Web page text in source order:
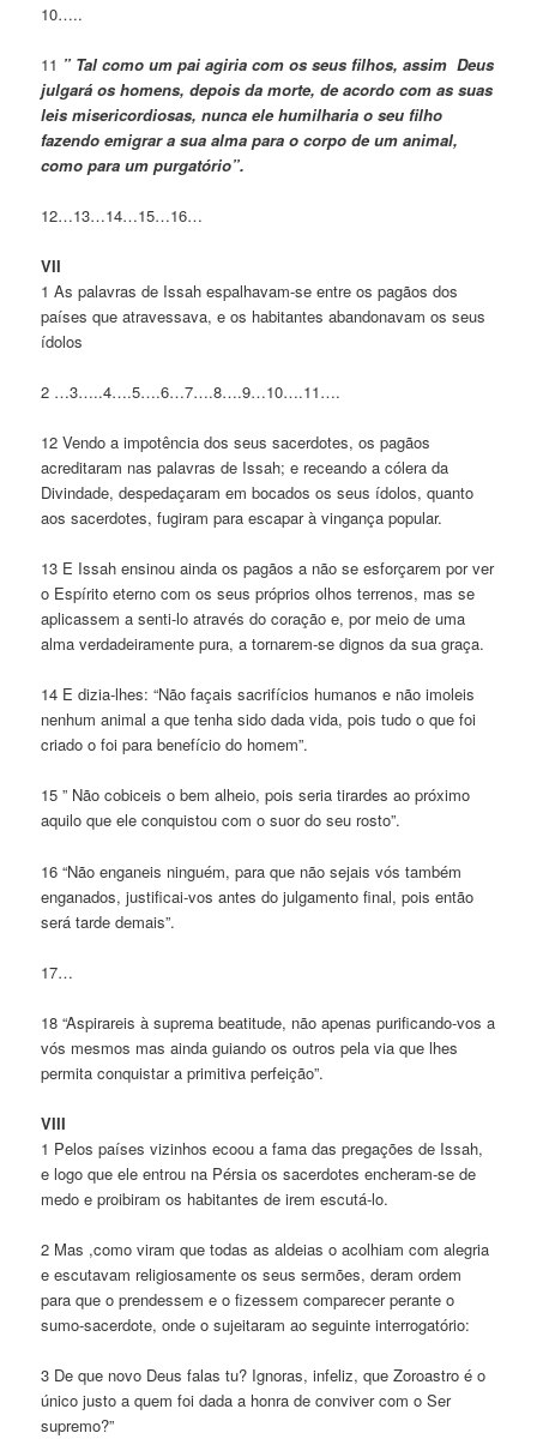
10…..
11 ” Tal como um pai agiria com os seus filhos, assim Deus
julgará os homens, depois da morte, de acordo com as suas
leis misericordiosas, nunca ele humilharia o seu filho
fazendo emigrar a sua alma para o corpo de um animal,
como para um purgatório”.
12…13…14…15…16…
VII
1 As palavras de Issah espalhavam-se entre os pagãos dos
países que atravessava, e os habitantes abandonavam os seus
ídolos
2 …3…..4….5….6…7….8….9…10….11….
12 Vendo a impotência dos seus sacerdotes, os pagãos
acreditaram nas palavras de Issah; e receando a cólera da
Divindade, despedaçaram em bocados os seus ídolos, quanto
aos sacerdotes, fugiram para escapar à vingança popular.
13 E Issah ensinou ainda os pagãos a não se esforçarem por ver
o Espírito eterno com os seus próprios olhos terrenos, mas se
aplicassem a senti-lo através do coração e, por meio de uma
alma verdadeiramente pura, a tornarem-se dignos da sua graça.
14 E dizia-lhes: “Não façais sacrifícios humanos e não imoleis
nenhum animal a que tenha sido dada vida, pois tudo o que foi
criado o foi para benefício do homem”.
15 ” Não cobiceis o bem alheio, pois seria tirardes ao próximo
aquilo que ele conquistou com o suor do seu rosto”.
16 “Não enganeis ninguém, para que não sejais vós também
enganados, justificai-vos antes do julgamento final, pois então
será tarde demais”.
17…
18 “Aspirareis à suprema beatitude, não apenas purificando-vos a
vós mesmos mas ainda guiando os outros pela via que lhes
permita conquistar a primitiva perfeição”.
VIII
1 Pelos países vizinhos ecoou a fama das pregações de Issah,
e logo que ele entrou na Pérsia os sacerdotes encheram-se de
medo e proibiram os habitantes de irem escutá-lo.
2 Mas ,como viram que todas as aldeias o acolhiam com alegria
e escutavam religiosamente os seus sermões, deram ordem
para que o prendessem e o fizessem comparecer perante o
sumo-sacerdote, onde o sujeitaram ao seguinte interrogatório:
3 De que novo Deus falas tu? Ignoras, infeliz, que Zoroastro é o
único justo a quem foi dada a honra de conviver com o Ser
supremo?”